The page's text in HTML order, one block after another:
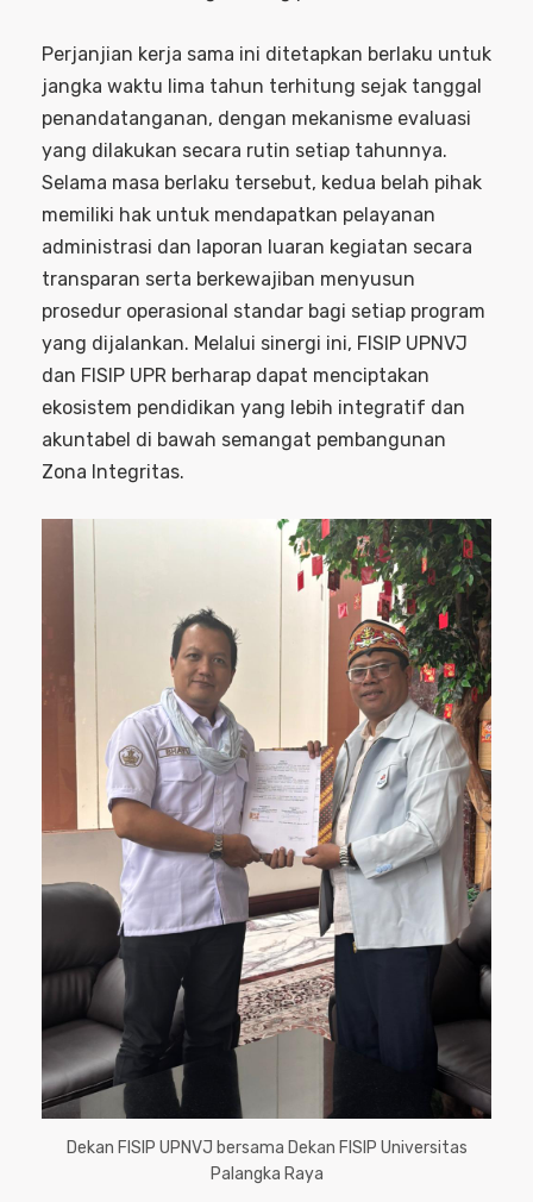
Perjanjian kerja sama ini ditetapkan berlaku untuk
jangka waktu lima tahun terhitung sejak tanggal
penandatanganan, dengan mekanisme evaluasi
yang dilakukan secara rutin setiap tahunnya.
Selama masa berlaku tersebut, kedua belah pihak
memiliki hak untuk mendapatkan pelayanan
administrasi dan laporan luaran kegiatan secara
transparan serta berkewajiban menyusun
prosedur operasional standar bagi setiap program
yang dijalankan. Melalui sinergi ini, FISIP UPNVJ
dan FISIP UPR berharap dapat menciptakan
ekosistem pendidikan yang lebih integratif dan
akuntabel di bawah semangat pembangunan
Zona Integritas.
Dekan FISIP UPNVJ bersama Dekan FISIP Universitas
Palangka Raya